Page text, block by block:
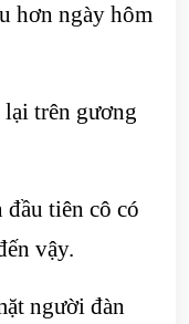
hơn ngày hôm
trên gương
tiên cô có
vậy.
người đàn